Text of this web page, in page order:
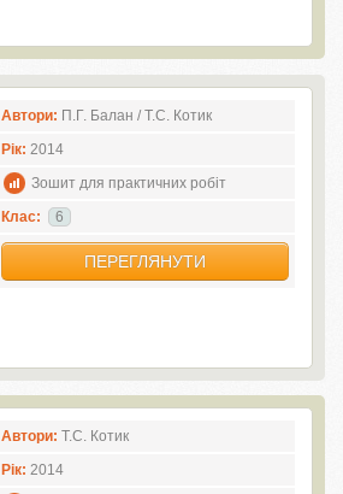
Автори: П.Г. Балан / Т.С. Котик
Рік: 2014
Зошит для практичних робіт
Клас:
6
ПЕРЕГЛЯНУТИ
Автори: Т.С. Котик
Рік: 2014